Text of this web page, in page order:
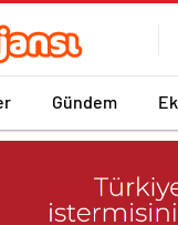
Gündem